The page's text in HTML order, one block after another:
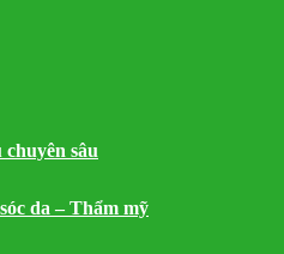
chuyên sâu
da – Thẩm mỹ